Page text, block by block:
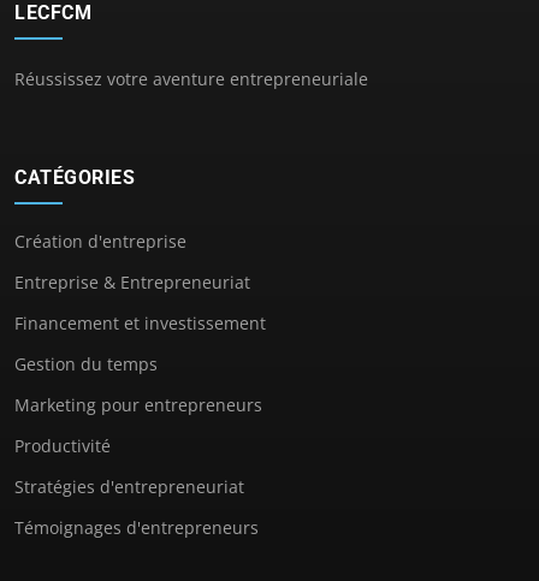
LECFCM
Réussissez votre aventure entrepreneuriale
CATÉGORIES
Création d'entreprise
Entreprise & Entrepreneuriat
Financement et investissement
Gestion du temps
Marketing pour entrepreneurs
Productivité
Stratégies d'entrepreneuriat
Témoignages d'entrepreneurs